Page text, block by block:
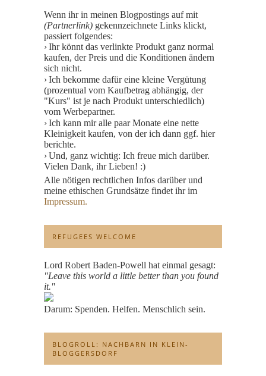
Wenn ihr in meinen Blogpostings auf mit
(Partnerlink) gekennzeichnete Links klickt,
passiert folgendes:
Ihr könnt das verlinkte Produkt ganz normal
kaufen, der Preis und die Konditionen ändern
sich nicht.
Ich bekomme dafür eine kleine Vergütung
(prozentual vom Kaufbetrag abhängig, der
"Kurs" ist je nach Produkt unterschiedlich)
vom Werbepartner.
Ich kann mir alle paar Monate eine nette
Kleinigkeit kaufen, von der ich dann ggf. hier
berichte.
Und, ganz wichtig: Ich freue mich darüber.
Vielen Dank, ihr Lieben! :)
Alle nötigen rechtlichen Infos darüber und
meine ethischen Grundsätze findet ihr im
Impressum.
REFUGEES WELCOME
Lord Robert Baden-Powell hat einmal gesagt:
"Leave this world a little better than you found
it."
Darum: Spenden. Helfen. Menschlich sein.
BLOGROLL: NACHBARN IN KLEIN-
BLOGGERSDORF